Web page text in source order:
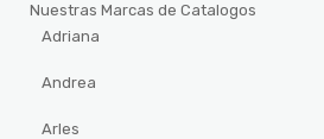
Nuestras Marcas de Catalogos
Adriana
Andrea
Arles